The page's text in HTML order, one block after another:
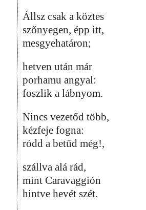
Állsz csak a köztes
szőnyegen, épp itt,
mesgyehatáron;
hetven után már
porhamu angyal:
foszlik a lábnyom.
Nincs vezetőd több,
kézfeje fogna:
ródd a betűd még!,
szállva alá rád,
mint Caravaggión
hintve hevét szét.